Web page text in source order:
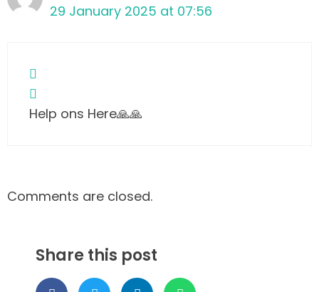
29 January 2025 at 07:56
Help ons Here🙏🙏
Comments are closed.
Share this post